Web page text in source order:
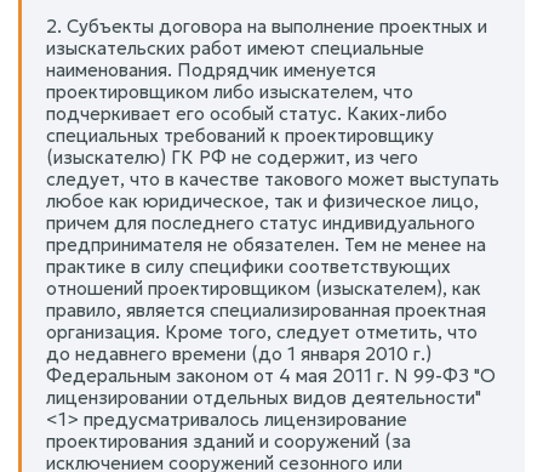
2. Субъекты договора на выполнение проектных и
изыскательских работ имеют специальные
наименования. Подрядчик именуется
проектировщиком либо изыскателем, что
подчеркивает его особый статус. Каких-либо
специальных требований к проектировщику
(изыскателю) ГК РФ не содержит, из чего
следует, что в качестве такового может выступать
любое как юридическое, так и физическое лицо,
причем для последнего статус индивидуального
предпринимателя не обязателен. Тем не менее на
практике в силу специфики соответствующих
отношений проектировщиком (изыскателем), как
правило, является специализированная проектная
организация. Кроме того, следует отметить, что
до недавнего времени (до 1 января 2010 г.)
Федеральным законом от 4 мая 2011 г. N 99-ФЗ "О
лицензировании отдельных видов деятельности"
<1> предусматривалось лицензирование
проектирования зданий и сооружений (за
исключением сооружений сезонного или